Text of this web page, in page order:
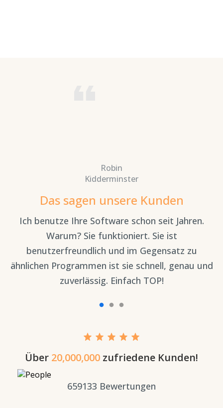
Robin
Kidderminster
Das sagen unsere Kunden
Ich benutze Ihre Software schon seit Jahren.
Warum? Sie funktioniert. Sie ist
benutzerfreundlich und im Gegensatz zu
ähnlichen Programmen ist sie schnell, genau und
zuverlässig. Einfach TOP!
Über 20,000,000 zufriedene Kunden!
659133 Bewertungen